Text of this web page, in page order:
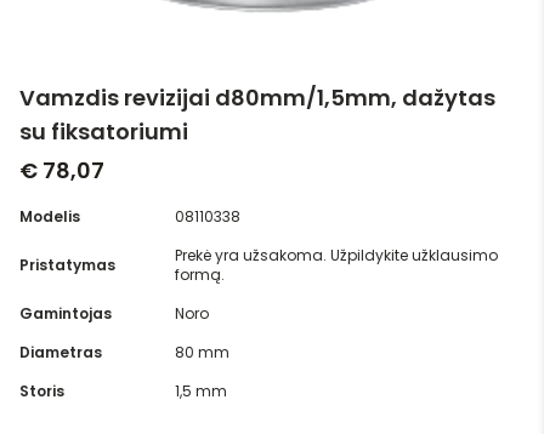
Vamzdis revizijai d80mm/1,5mm, dažytas
su fiksatoriumi
€ 78,07
Modelis 08110338
Pristatymas
Prekė yra užsakoma. Užpildykite užklausimo
formą.
Gamintojas
Noro
Diametras
80 mm
Storis
1,5 mm